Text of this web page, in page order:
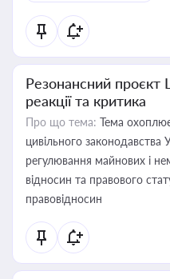
Резонансний проєкт
реакції та критика
Про що тема: Тема
цивільного
регулювання майнових і
відносин та правового
правовідносин